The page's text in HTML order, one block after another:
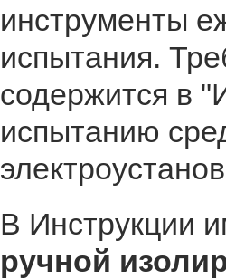
инструменты
испытания.
содержится в
испытанию
В Инструкции
ручной